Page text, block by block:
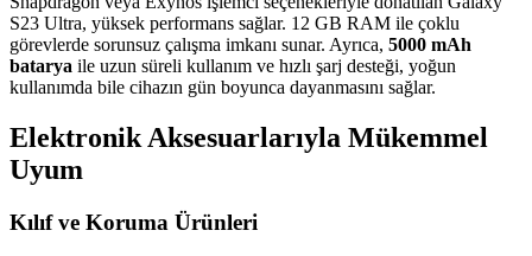
S23 Ultra, yüksek performans sağlar. 12 GB RAM ile çoklu
görevlerde sorunsuz çalışma imkanı sunar. Ayrıca, 5000 mAh
batarya ile uzun süreli kullanım ve hızlı şarj desteği, yoğun
kullanımda bile cihazın gün boyunca dayanmasını sağlar.
Elektronik Aksesuarlarıyla Mükemmel
Uyum
Kılıf ve Koruma Ürünleri